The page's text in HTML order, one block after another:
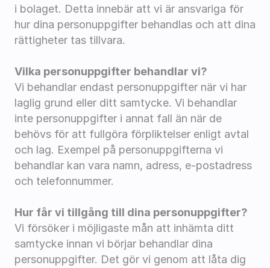
i bolaget. Detta innebär att vi är ansvariga för
hur dina personuppgifter behandlas och att dina
rättigheter tas tillvara.
Vilka personuppgifter behandlar vi?
Vi behandlar endast personuppgifter när vi har
laglig grund eller ditt samtycke. Vi behandlar
inte personuppgifter i annat fall än när de
behövs för att fullgöra förpliktelser enligt avtal
och lag. Exempel på personuppgifterna vi
behandlar kan vara namn, adress, e-postadress
och telefonnummer.
Hur får vi tillgång till dina personuppgifter?
Vi försöker i möjligaste mån att inhämta ditt
samtycke innan vi börjar behandlar dina
personuppgifter. Det gör vi genom att låta dig